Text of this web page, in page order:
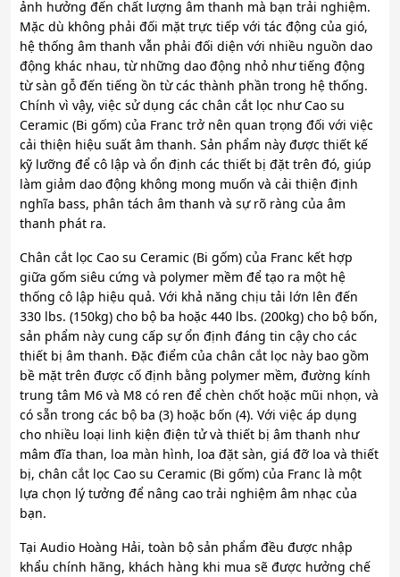
ảnh hưởng đến chất lượng âm thanh mà bạn trải nghiệm.
Mặc dù không phải đối mặt trực tiếp với tác động của gió,
hệ thống âm thanh vẫn phải đối diện với nhiều nguồn dao
động khác nhau, từ những dao động nhỏ như tiếng động
từ sàn gỗ đến tiếng ồn từ các thành phần trong hệ thống.
Chính vì vậy, việc sử dụng các chân cắt lọc như Cao su
Ceramic (Bi gốm) của Franc trở nên quan trọng đối với việc
cải thiện hiệu suất âm thanh. Sản phẩm này được thiết kế
kỹ lưỡng để cô lập và ổn định các thiết bị đặt trên đó, giúp
làm giảm dao động không mong muốn và cải thiện định
nghĩa bass, phân tách âm thanh và sự rõ ràng của âm
thanh phát ra.
Chân cắt lọc Cao su Ceramic (Bi gốm) của Franc kết hợp
giữa gốm siêu cứng và polymer mềm để tạo ra một hệ
thống cô lập hiệu quả. Với khả năng chịu tải lớn lên đến
330 lbs. (150kg) cho bộ ba hoặc 440 lbs. (200kg) cho bộ bốn,
sản phẩm này cung cấp sự ổn định đáng tin cậy cho các
thiết bị âm thanh. Đặc điểm của chân cắt lọc này bao gồm
bề mặt trên được cố định bằng polymer mềm, đường kính
trung tâm M6 và M8 có ren để chèn chốt hoặc mũi nhọn, và
có sẵn trong các bộ ba (3) hoặc bốn (4). Với việc áp dụng
cho nhiều loại linh kiện điện tử và thiết bị âm thanh như
mâm đĩa than, loa màn hình, loa đặt sàn, giá đỡ loa và thiết
bị, chân cắt lọc Cao su Ceramic (Bi gốm) của Franc là một
lựa chọn lý tưởng để nâng cao trải nghiệm âm nhạc của
bạn.
Tại Audio Hoàng Hải, toàn bộ sản phẩm đều được nhập
khẩu chính hãng, khách hàng khi mua sẽ được hưởng chế